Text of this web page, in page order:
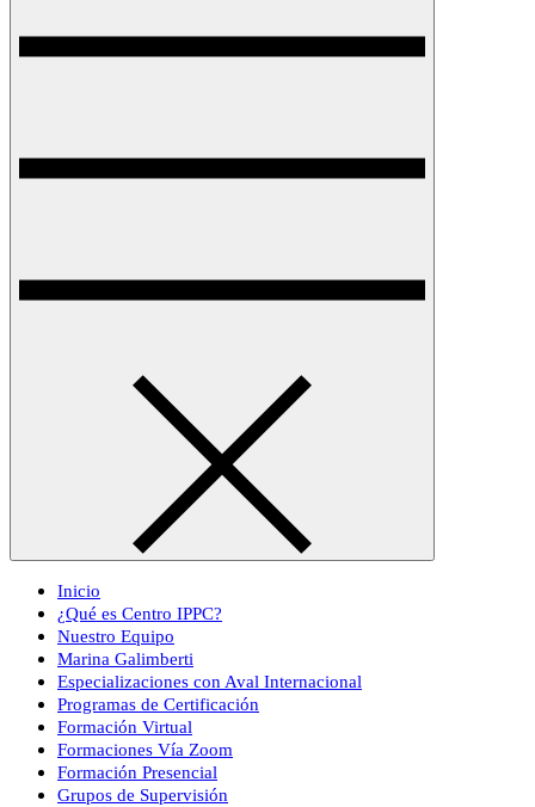
Inicio
¿Qué es Centro IPPC?
Nuestro Equipo
Marina Galimberti
Especializaciones con Aval Internacional
Programas de Certificación
Formación Virtual
Formaciones Vía Zoom
Formación Presencial
Grupos de Supervisión